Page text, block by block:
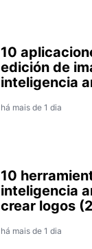
10
edición de
inteligencia
há mais de 1 dia
10
inteligencia
crear logos
há mais de 1 dia